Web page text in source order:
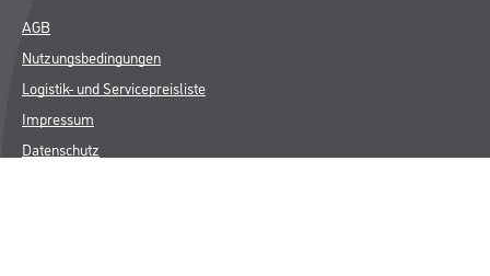
AGB
Nutzungsbedingungen
Logistik- und Servicepreisliste
Impressum
Datenschutz